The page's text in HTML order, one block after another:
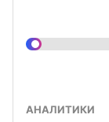
АНАЛИТИКИ